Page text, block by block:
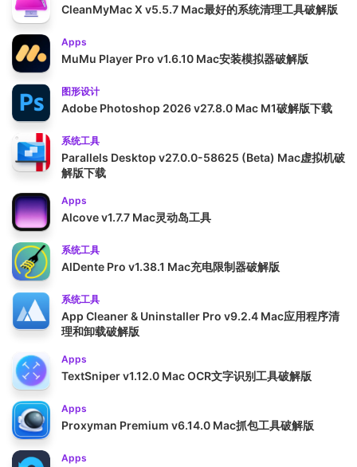
CleanMyMac X v5.5.7 Mac最好的系统清理工具破解版
Apps
MuMu Player Pro v1.6.10 Mac安装模拟器破解版
图形设计
Adobe Photoshop 2026 v27.8.0 Mac M1破解版下载
系统工具
Parallels Desktop v27.0.0-58625 (Beta) Mac虚拟机破
解版下载
Apps
Alcove v1.7.7 Mac灵动岛工具
系统工具
AlDente Pro v1.38.1 Mac充电限制器破解版
系统工具
App Cleaner & Uninstaller Pro v9.2.4 Mac应用程序清
理和卸载破解版
Apps
TextSniper v1.12.0 Mac OCR文字识别工具破解版
Apps
Proxyman Premium v6.14.0 Mac抓包工具破解版
Apps